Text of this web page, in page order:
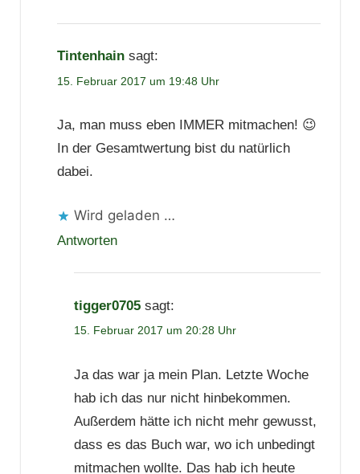
Tintenhain sagt:
15. Februar 2017 um 19:48 Uhr
Ja, man muss eben IMMER mitmachen! 😉
In der Gesamtwertung bist du natürlich
dabei.
Wird geladen …
Antworten
tigger0705 sagt:
15. Februar 2017 um 20:28 Uhr
Ja das war ja mein Plan. Letzte Woche
hab ich das nur nicht hinbekommen.
Außerdem hätte ich nicht mehr gewusst,
dass es das Buch war, wo ich unbedingt
mitmachen wollte. Das hab ich heute